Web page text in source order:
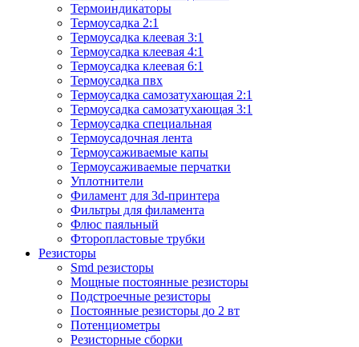
Термоиндикаторы
Термоусадка 2:1
Термоусадка клеевая 3:1
Термоусадка клеевая 4:1
Термоусадка клеевая 6:1
Термоусадка пвх
Термоусадка самозатухающая 2:1
Термоусадка самозатухающая 3:1
Термоусадка специальная
Термоусадочная лента
Термоусаживаемые капы
Термоусаживаемые перчатки
Уплотнители
Филамент для 3d-принтера
Фильтры для филамента
Флюс паяльный
Фторопластовые трубки
Резисторы
Smd резисторы
Мощные постоянные резисторы
Подстроечные резисторы
Постоянные резисторы до 2 вт
Потенциометры
Резисторные сборки